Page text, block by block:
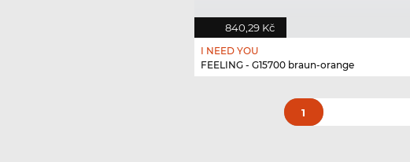
840,29 Kč
I NEED YOU
FEELING - G15700 braun-orange
1